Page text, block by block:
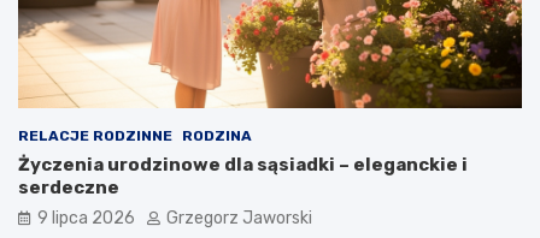
RELACJE RODZINNE RODZINA
Życzenia urodzinowe dla sąsiadki – eleganckie i
serdeczne
9 lipca 2026 Grzegorz Jaworski